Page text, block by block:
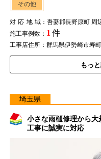
その他
対応地域：吾妻郡長野原町 周
施工事例数： 1 件
工事店住所：群馬県伊勢崎市寿町
もっ
埼玉県
小さな雨樋修理から
工事に誠実に対応